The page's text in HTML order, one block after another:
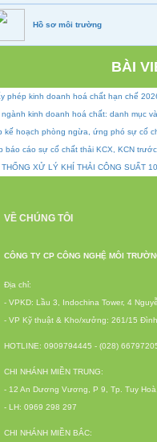
Hồ sơ môi trường
BÀI
phép kinh doanh hoá chất hạn chế
ngành kinh doanh hoá chất: danh mục
kế hoạch phòng ngừa, ứng phó sự cố
báo cáo sự cố chất thải KCX, KCN
THỐNG XỬ LÝ KHÍ THẢI CÔNG SUẤT
VỀ CHÚNG TÔI
CÔNG TY CP CÔNG NGHỆ MÔI
Địa chỉ:
- VPKD: Lầu 3, Indochina Tower, 4
- VP Kỹ thuật & Kho/xưởng: 261/15
HOTLINE: 0909794445 - (028)
CHI NHÁNH MIỀN TRUNG:
- 12 An Dương Vương, P 9, Tp. Tuy
- LH: 0969 298 297
CHI NHÁNH MIỀN BẮC: